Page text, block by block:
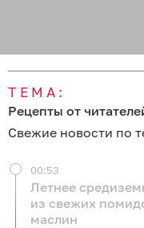
ТЕМА:
Рецепты от
Свежие новости по
Летнее
из свежих
маслин
00:53